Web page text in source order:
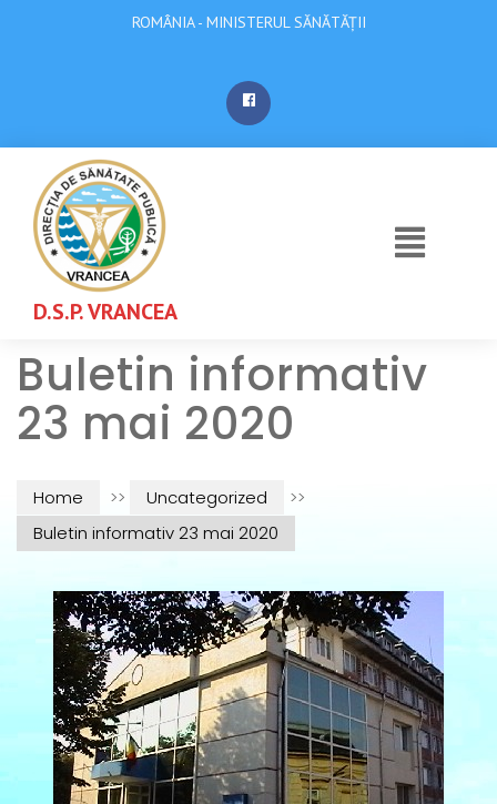
ROMÂNIA - MINISTERUL SĂNĂTĂȚII
D.S.P. VRANCEA
Buletin informativ
23 mai 2020
Home >> Uncategorized
>>
Buletin informativ 23 mai 2020